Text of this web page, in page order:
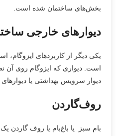
بخش‌های ساختمان شده است.
دیوارهای خارجی
یکی دیگر از کاربردهای ایزوگام،
است. دیواری که ایزوگام روی
دیوار سرویس بهداشتی یا
روف‌گاردن
بام سبز یا باغ‌بام یا روف گاردن